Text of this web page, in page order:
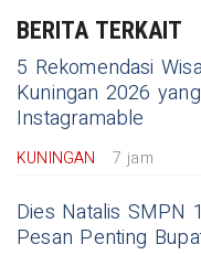
BERITA TERKAIT
5 Rekomendasi
Kuningan 2026
Instagramable
KUNINGAN 7 jam
Dies Natalis SMPN
Pesan Penting